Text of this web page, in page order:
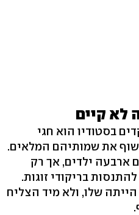
לא קיים
בסטודיו הוא חגי
את שמותיהם המלאים.
ויש להם ארבעה ילדים, אך רק
בריקודי זוגות.
שלו, ולא מיד הצליח